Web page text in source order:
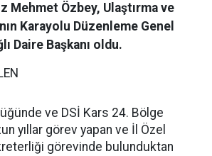
Mehmet Özbey, Ulaştırma ve
Karayolu Düzenleme Genel
Daire Başkanı oldu.
ve DSİ Kars 24. Bölge
yıllar görev yapan ve İl Özel
görevinde bulunduktan